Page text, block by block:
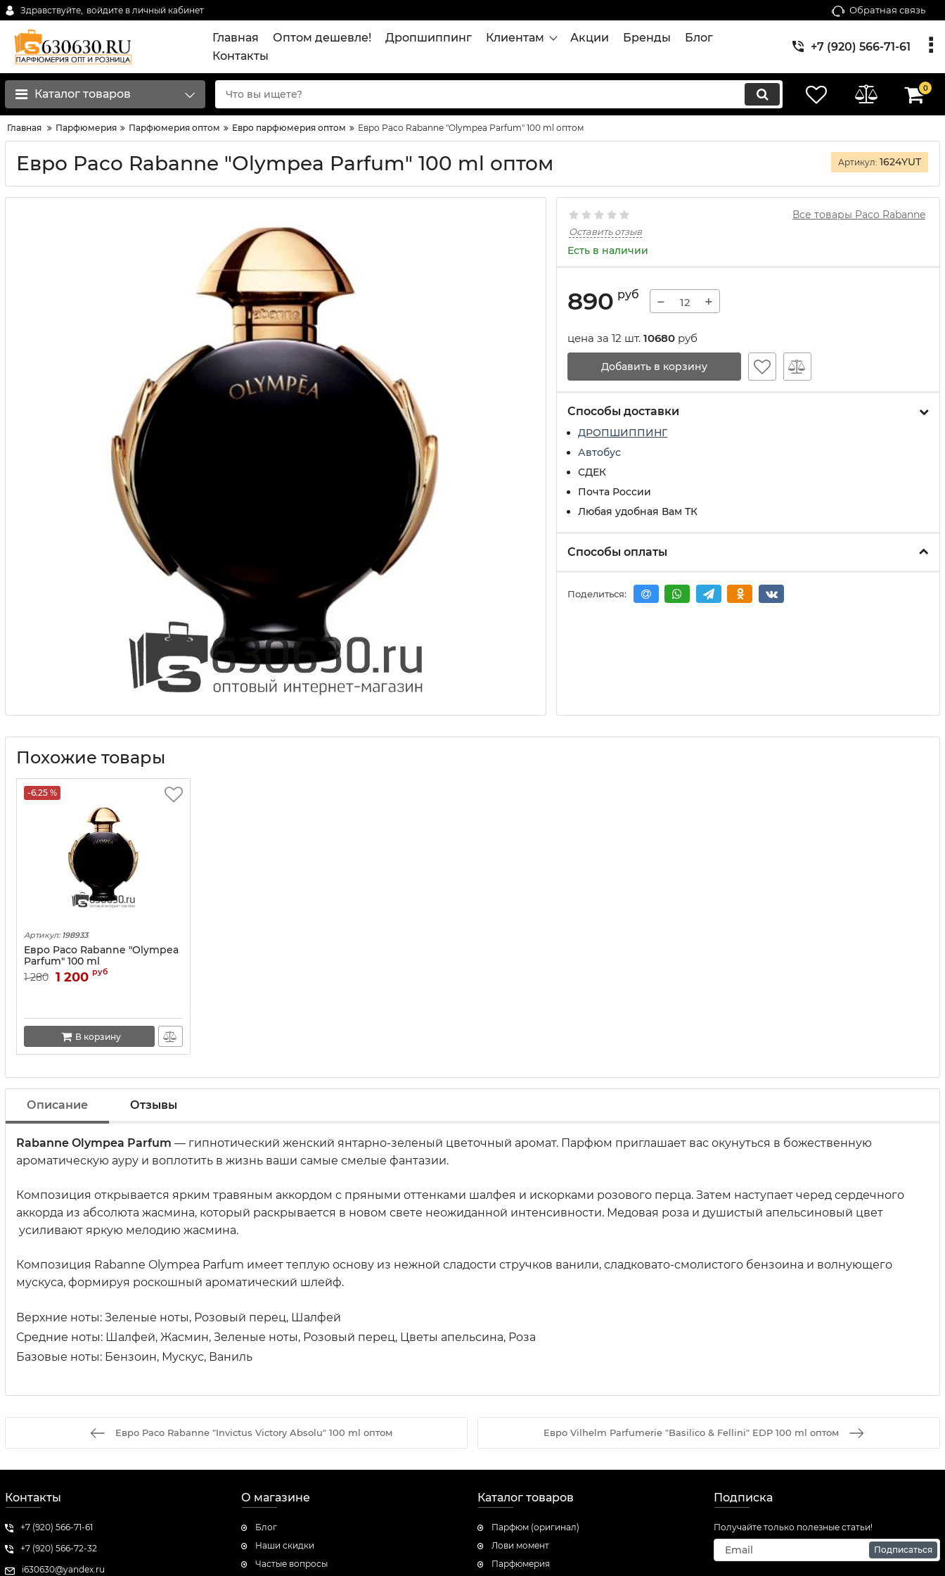
Здравствуйте, войдите в личный кабинет Обратная связь
Главная Оптом дешевле! Дропшиппинг Клиентам Акции Бренды
Блог
Контакты
+7 (920) 566-71-61
Каталог товаров 0
Главная Парфюмерия Парфюмерия оптом Евро парфюмерия оптом Евро Paco Rabanne "Olympea Parfum" 100 ml оптом
Евро Paco Rabanne "Olympea Parfum" 100 ml оптом Артикул: 1624YUT
Все товары Paco Rabanne
Оставить отзыв
Есть в наличии
890 руб − +
цена за 12 шт. 10680 руб
Добавить в корзину
Способы доставки
ДРОПШИППИНГ
Автобус
СДЕК
Почта России
Любая удобная Вам ТК
Способы оплаты
Поделиться:
Похожие товары
-6.25 %
Артикул: 198933
Евро Paco Rabanne "Olympea
Parfum" 100 ml
1 280 1 200 руб
В корзину
Описание Отзывы
Rabanne Olympea Parfum — гипнотический женский янтарно-зеленый цветочный аромат. Парфюм приглашает вас окунуться в божественную
ароматическую ауру и воплотить в жизнь ваши самые смелые фантазии.
Композиция открывается ярким травяным аккордом с пряными оттенками шалфея и искорками розового перца. Затем наступает черед сердечного
аккорда из абсолюта жасмина, который раскрывается в новом свете неожиданной интенсивности. Медовая роза и душистый апельсиновый цвет
усиливают яркую мелодию жасмина.
Композиция Rabanne Olympea Parfum имеет теплую основу из нежной сладости стручков ванили, сладковато-смолистого бензоина и волнующего
мускуса, формируя роскошный ароматический шлейф.
Верхние ноты: Зеленые ноты, Розовый перец, Шалфей
Средние ноты: Шалфей, Жасмин, Зеленые ноты, Розовый перец, Цветы апельсина, Роза
Базовые ноты: Бензоин, Мускус, Ваниль
Евро Paco Rabanne "Invictus Victory Absolu" 100 ml оптом Евро Vilhelm Parfumerie "Basilico & Fellini" EDP 100 ml оптом
Контакты
+7 (920) 566-71-61
+7 (920) 566-72-32
i630630@yandex.ru
О магазине
Блог
Наши скидки
Частые вопросы
Каталог товаров
Парфюм (оригинал)
Лови момент
Парфюмерия
Подписка
Получайте только полезные статьи!
Подписаться